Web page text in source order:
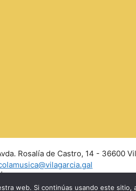
Rosalía de Castro, 14 - 36600
Políticas de privacidad y Cookies
web. Si continúas usando este